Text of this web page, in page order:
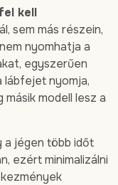
kell
sem más részein,
nyomhatja a
egyszerűen
lábfejet nyomja,
modell lesz a
a jégen több időt
ezért minimalizálni